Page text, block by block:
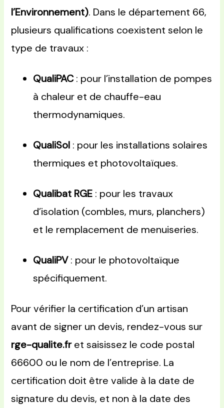
l’Environnement). Dans le département 66,
plusieurs qualifications coexistent selon le
type de travaux :
QualiPAC: pour l’installation de pompes
à chaleur et de chauffe-eau
thermodynamiques.
QualiSol : pour les installations solaires
thermiques et photovoltaïques.
Qualibat RGE : pour les travaux
d’isolation (combles, murs, planchers)
et le remplacement de menuiseries.
QualiPV: pour le photovoltaïque
spécifiquement.
Pour vérifier la certification d’un artisan
avant de signer un devis, rendez-vous sur
rge-qualite.fret saisissez le code postal
66600 ou le nom de l’entreprise. La
certification doit être valide à la date de
signature du devis, et non à la date des